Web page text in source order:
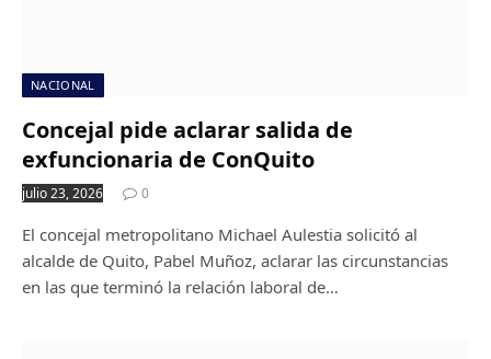
NACIONAL
Concejal pide aclarar salida de
exfuncionaria de ConQuito
julio 23, 2026 0
El concejal metropolitano Michael Aulestia solicitó al
alcalde de Quito, Pabel Muñoz, aclarar las circunstancias
en las que terminó la relación laboral de…